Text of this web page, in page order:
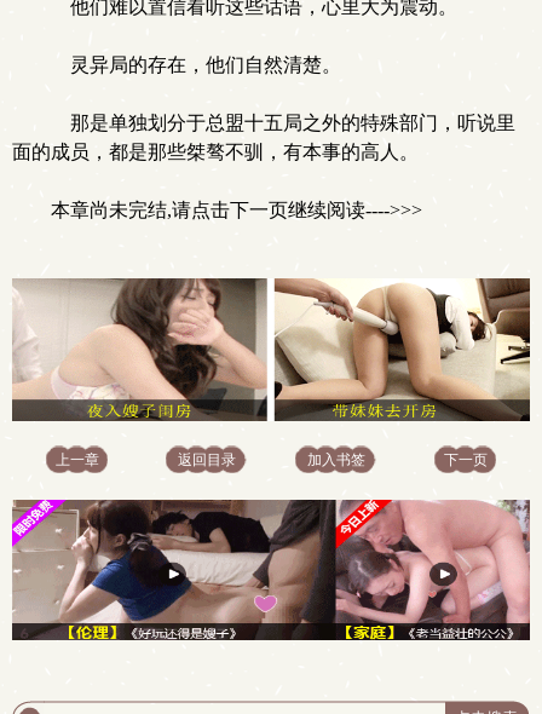
他们难以置信看听这些话语，心里大为震动。
灵异局的存在，他们自然清楚。
那是单独划分于总盟十五局之外的特殊部门，听说里
面的成员，都是那些桀骜不驯，有本事的高人。
本章尚未完结,请点击下一页继续阅读---->>>
上一章 返回目录 加入书签 下一页